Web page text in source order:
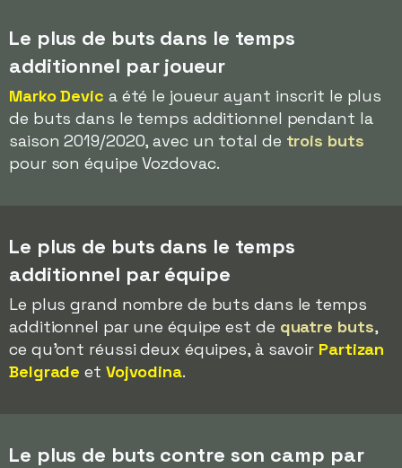
Le plus de buts dans le temps
additionnel par joueur
Marko Devic a été le joueur ayant inscrit le plus
de buts dans le temps additionnel pendant la
saison 2019/2020, avec un total de trois buts
pour son équipe Vozdovac.
Le plus de buts dans le temps
additionnel par équipe
Le plus grand nombre de buts dans le temps
additionnel par une équipe est de quatre buts,
ce qu'ont réussi deux équipes, à savoir Partizan
Belgrade et Vojvodina.
Le plus de buts contre son camp par